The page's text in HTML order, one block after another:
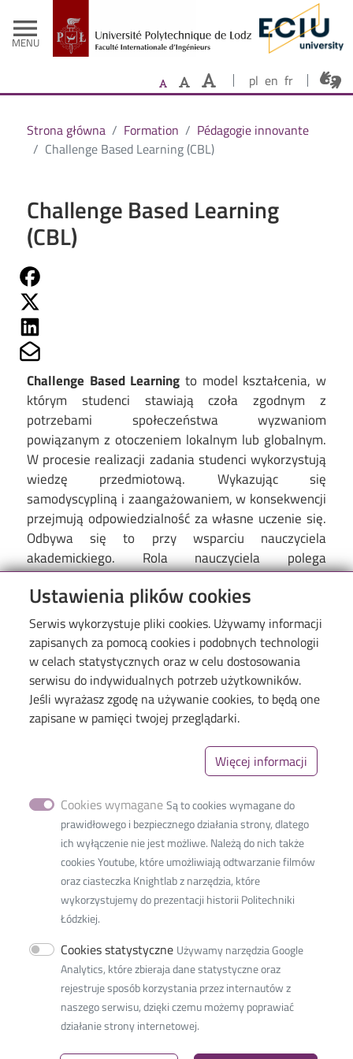
Ustawienia plików cookies
Serwis wykorzystuje pliki cookies. Używamy informacji
zapisanych za pomocą cookies i podobnych technologii
w celach statystycznych oraz w celu dostosowania
serwisu do indywidualnych potrzeb użytkowników.
Jeśli wyrażasz zgodę na używanie cookies, to będą one
zapisane w pamięci twojej przeglądarki.
Więcej informacji
Cookies wymagane Są to cookies wymagane do
prawidłowego i bezpiecznego działania strony, dlatego
ich wyłączenie nie jest możliwe. Należą do nich także
cookies Youtube, które umożliwiają odtwarzanie filmów
oraz ciasteczka Knightlab z narzędzia, które
wykorzystujemy do prezentacji historii Politechniki
Łódzkiej.
Cookies statystyczne Używamy narzędzia Google
Analytics, które zbieraja dane statystyczne oraz
rejestruje sposób korzystania przez internautów z
naszego serwisu, dzięki czemu możemy poprawiać
działanie strony internetowej.
menu
MENU
- Accueil
pl en fr
Strona główna Formation
Pédagogie innovante
Challenge Based Learning (CBL)
Challenge Based Learning
(CBL)
Challenge Based Learning to model kształcenia, w
którym studenci stawiają czoła zgodnym z
potrzebami społeczeństwa wyzwaniom
powiązanym z otoczeniem lokalnym lub globalnym.
W procesie realizacji zadania studenci wykorzystują
wiedzę przedmiotową. Wykazując się
samodyscypliną i zaangażowaniem, w konsekwencji
przejmują odpowiedzialność za własne uczenie się.
Odbywa się to przy wsparciu nauczyciela
akademickiego. Rola nauczyciela polega
na wyznaczeniu wspólnie ze studentami
interdyscyplinarnych zagadnień, a następnie
połączeniu ich z bieżącymi wydarzeniami
z najbliższego otoczenia, świata oraz ujęciu ich jako
problem. Nauczyciel uświadamia studentom,
że rozwiązanie tego problemu wpłynie pozytywnie
na lokalne środowisko.
d’Ingénieurs
36, rue Zwirki
90-539 Lodz, Pologne
Téléphone: +48 42 638 38 00
e-mail:ifestudents@info.p.lodz.pl
Menu
Linki_second